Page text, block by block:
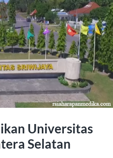
Universitas
Selatan